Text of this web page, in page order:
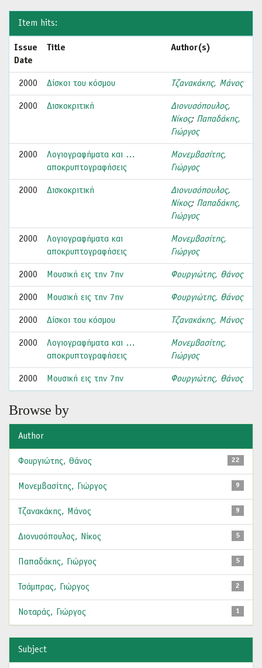
Item hits:
Issue
Date
Title Author(s)
2000 Δίσκοι του κόσμου Τζανακάκης, Μάνος
2000 Δισκοκριτική
Διονυσόπουλος,
Νίκος; Παπαδάκης,
Γιώργος
2000
Λογιογραφήματα και …
αποκρυπτογραφήσεις
Μονεμβασίτης,
Γιώργος
2000 Δισκοκριτική
Διονυσόπουλος,
Νίκος; Παπαδάκης,
Γιώργος
2000
Λογιογραφήματα και
αποκρυπτογραφήσεις
Μονεμβασίτης,
Γιώργος
2000 Μουσική εις την 7ην Φουργιώτης, Θάνος
2000 Μουσική εις την 7ην Φουργιώτης, Θάνος
2000 Δίσκοι του κόσμου Τζανακάκης, Μάνος
2000
Λογιογραφήματα και …
αποκρυπτογραφήσεις
Μονεμβασίτης,
Γιώργος
2000 Μουσική εις την 7ην Φουργιώτης, Θάνος
Browse by
Author
22
Φουργιώτης, Θάνος
9
Μονεμβασίτης, Γιώργος
9
Τζανακάκης, Μάνος
5
Διονυσόπουλος, Νίκος
5
Παπαδάκης, Γιώργος
2
Τσάμπρας, Γιώργος
1
Νοταράς, Γιώργος
Subject